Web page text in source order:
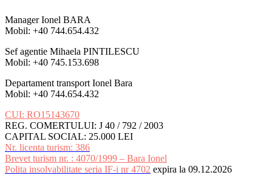
Manager Ionel BARA
Mobil: +40 744.654.432
Sef agentie Mihaela PINTILESCU
Mobil: +40 745.153.698
Departament transport Ionel Bara
Mobil: +40 744.654.432
CUI: RO15143670
REG. COMERTULUI: J 40 / 792 / 2003
CAPITAL SOCIAL: 25.000 LEI
Nr. licenta turism: 386
Brevet turism nr. : 4070/1999 – Bara Ionel
Polita insolvabilitate seria IF-i nr 4702 expira la 09.12.2026